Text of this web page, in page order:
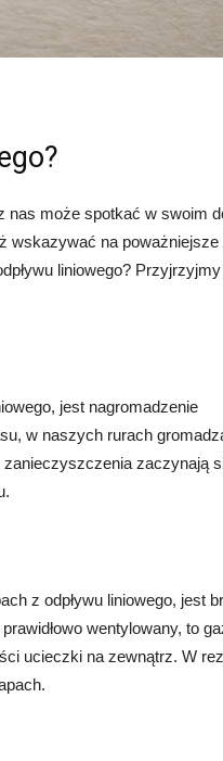
nas może spotkać w swoim
wskazywać na
liniowego?
jest nagromadzenie
w naszych rurach
zanieczyszczenia zaczynają
z odpływu liniowego, jest
wentylowany, to
ucieczki na zewnątrz. W